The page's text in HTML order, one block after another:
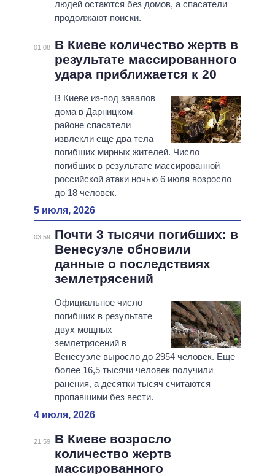
людей остаются без домов, а спасатели
продолжают поиски.
01:08
В Киеве количество жертв в
результате массированного
удара приближается к 20
В Киеве из-под завалов
дома в Дарницком
районе спасатели
извлекли еще два тела
погибших мирных жителей. Число
погибших в результате массированной
российской атаки ночью 6 июля возросло
до 18 человек.
5 июля, 2026
03:59
Почти 3 тысячи погибших: в
Венесуэле обновили
данные о последствиях
землетрясений
Официальное число
погибших в результате
двух мощных
землетрясений в
Венесуэле выросло до 2954 человек. Еще
более 16,5 тысячи человек получили
ранения, а десятки тысяч считаются
пропавшими без вести.
4 июля, 2026
21:59
В Киеве возросло
количество жертв
массированного